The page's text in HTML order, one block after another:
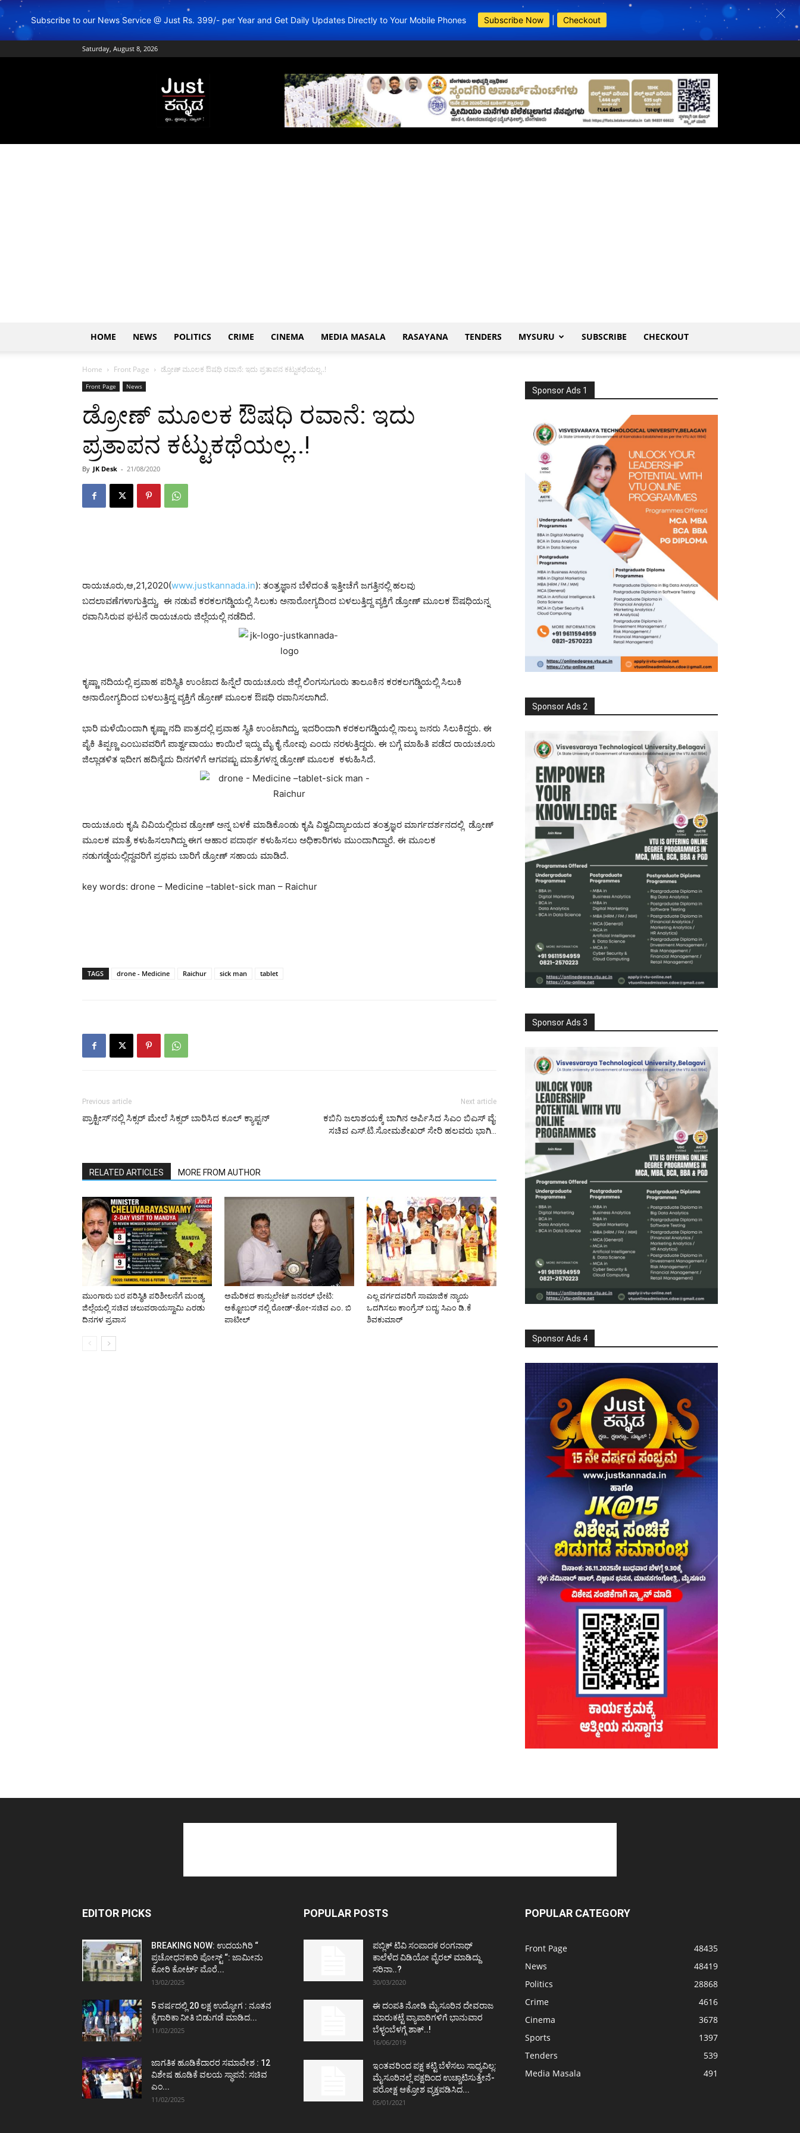
Subscribe to our News Service @ Just Rs. 399/- per Year and Get Daily Updates Directly to Your Mobile Phones Subscribe Now Checkout
Saturday, August 8, 2026
Just
Kannada
–
Online
News
ಕನ್ನಡ
BDA Apartments
HOME NEWS POLITICS CRIME CINEMA MEDIA MASALA RASAYANA TENDERS MYSURU SUBSCRIBE CHECKOUT
Home Front Page ಡ್ರೋಣ್ ಮೂಲಕ ಔಷಧಿ ರವಾನೆ: ಇದು ಪ್ರತಾಪನ ಕಟ್ಟುಕಥೆಯಲ್ಲ..!
Front Page News
ಡ್ರೋಣ್ ಮೂಲಕ ಔಷಧಿ ರವಾನೆ: ಇದು
ಪ್ರತಾಪನ ಕಟ್ಟುಕಥೆಯಲ್ಲ..!
By JK Desk - 21/08/2020
ರಾಯಚೂರು,ಆ,21,2020(www.justkannada.in): ತಂತ್ರಜ್ಞಾನ ಬೆಳೆದಂತೆ ಇತ್ತೀಚೆಗೆ ಜಗತ್ತಿನಲ್ಲಿ ಹಲವು
ಬದಲಾವಣೆಗಳಾಗುತ್ತಿದ್ದು, ಈ ನಡುವೆ ಕರಕಲಗಡ್ಡಿಯಲ್ಲಿ ಸಿಲುಕು ಅನಾರೋಗ್ಯದಿಂದ ಬಳಲುತ್ತಿದ್ದ ವ್ಯಕ್ತಿಗೆ ಡ್ರೋಣ್ ಮೂಲಕ ಔಷಧಿಯನ್ನ
ರವಾನಿಸಿರುವ ಘಟನೆ ರಾಯಚೂರು ಜಿಲ್ಲೆಯಲ್ಲಿ ನಡೆದಿದೆ.
ಕೃಷ್ಣಾ ನದಿಯಲ್ಲಿ ಪ್ರವಾಹ ಪರಿಸ್ಥಿತಿ ಉಂಟಾದ ಹಿನ್ನೆಲೆ ರಾಯಚೂರು ಜಿಲ್ಲೆ ಲಿಂಗಸುಗೂರು ತಾಲೂಕಿನ ಕರಕಲಗಡ್ಡಿಯಲ್ಲಿ ಸಿಲುಕಿ
ಅನಾರೋಗ್ಯದಿಂದ ಬಳಲುತ್ತಿದ್ದ ವ್ಯಕ್ತಿಗೆ ಡ್ರೋಣ್ ಮೂಲಕ ಔಷಧಿ ರವಾನಿಸಲಾಗಿದೆ.
ಭಾರಿ ಮಳೆಯಿಂದಾಗಿ ಕೃಷ್ಣಾ ನದಿ ಪಾತ್ರದಲ್ಲಿ ಪ್ರವಾಹ ಸ್ಥಿತಿ ಉಂಟಾಗಿದ್ದು, ಇದರಿಂದಾಗಿ ಕರಕಲಗಡ್ಡಿಯಲ್ಲಿ ನಾಲ್ಕು ಜನರು ಸಿಲುಕಿದ್ದರು. ಈ
ಪೈಕಿ ತಿಪ್ಪಣ್ಣ ಎಂಬುವವರಿಗೆ ಪಾರ್ಶ್ವವಾಯು ಕಾಯಿಲೆ ಇದ್ದು ಮೈ ಕೈ ನೋವು ಎಂದು ನರಳುತ್ತಿದ್ದರು. ಈ ಬಗ್ಗೆ ಮಾಹಿತಿ ಪಡೆದ ರಾಯಚೂರು
ಜಿಲ್ಲಾಡಳಿತ ಇದೀಗ ಹದಿನೈದು ದಿನಗಳಿಗೆ ಆಗವಷ್ಟು ಮಾತ್ರೆಗಳನ್ನ ಡ್ರೋಣ್ ಮೂಲಕ ಕಳುಹಿಸಿದೆ.
ರಾಯಚೂರು ಕೃಷಿ ವಿವಿಯಲ್ಲಿರುವ ಡ್ರೋಣ್ ಅನ್ನ ಬಳಕೆ ಮಾಡಿಕೊಂಡು ಕೃಷಿ ವಿಶ್ವವಿದ್ಯಾಲಯದ ತಂತ್ರಜ್ಞರ ಮಾರ್ಗದರ್ಶನದಲ್ಲಿ ಡ್ರೋಣ್
ಮೂಲಕ ಮಾತ್ರೆ ಕಳುಹಿಸಲಾಗಿದ್ದು ಈಗ ಆಹಾರ ಪದಾರ್ಥ ಕಳುಹಿಸಲು ಅಧಿಕಾರಿಗಳು ಮುಂದಾಗಿದ್ದಾರೆ. ಈ ಮೂಲಕ
ನಡುಗಡ್ಡೆಯಲ್ಲಿದ್ದವರಿಗೆ ಪ್ರಥಮ ಬಾರಿಗೆ ಡ್ರೋಣ್ ಸಹಾಯ ಮಾಡಿದೆ.
key words: drone – Medicine –tablet-sick man – Raichur
TAGS drone - Medicine Raichur sick man tablet
Previous article
ಪ್ರಾಕ್ಟೀಸ್’ನಲ್ಲಿ ಸಿಕ್ಸರ್ ಮೇಲೆ ಸಿಕ್ಸರ್ ಬಾರಿಸಿದ ಕೂಲ್ ಕ್ಯಾಪ್ಟನ್
Next article
ಕಬಿನಿ ಜಲಾಶಯಕ್ಕೆ ಬಾಗಿನ ಅರ್ಪಿಸಿದ ಸಿಎಂ ಬಿಎಸ್ ವೈ:
ಸಚಿವ ಎಸ್.ಟಿ.ಸೋಮಶೇಖರ್ ಸೇರಿ ಹಲವರು ಭಾಗಿ…
RELATED ARTICLES MORE FROM AUTHOR
ಮುಂಗಾರು ಬರ ಪರಿಸ್ಥಿತಿ ಪರಿಶೀಲನೆಗೆ ಮಂಡ್ಯ
ಜಿಲ್ಲೆಯಲ್ಲಿ ಸಚಿವ ಚಲುವರಾಯಸ್ವಾಮಿ ಎರಡು
ದಿನಗಳ ಪ್ರವಾಸ
ಅಮೆರಿಕದ ಕಾನ್ಸುಲೇಟ್ ಜನರಲ್ ಭೇಟಿ:
ಅಕ್ಟೋಬರ್ ನಲ್ಲಿ ರೋಡ್-ಶೋ-ಸಚಿವ ಎಂ. ಬಿ
ಪಾಟೀಲ್
ಎಲ್ಲ ವರ್ಗದವರಿಗೆ ಸಾಮಾಜಿಕ ನ್ಯಾಯ
ಒದಗಿಸಲು ಕಾಂಗ್ರೆಸ್ ಬದ್ಧ: ಸಿಎಂ ಡಿ.ಕೆ
ಶಿವಕುಮಾರ್
Sponsor Ads 1
Sponsor Ads 2
Sponsor Ads 3
Sponsor Ads 4
EDITOR PICKS
BREAKING NOW: ಉದಯಗಿರಿ “
ಪ್ರಚೋಧನಕಾರಿ ಪೋಸ್ಟ್‌ “: ಜಾಮೀನು
ಕೋರಿ ಕೋರ್ಟ್‌ ಮೊರೆ...
13/02/2025
5 ವರ್ಷದಲ್ಲಿ 20 ಲಕ್ಷ ಉದ್ಯೋಗ : ನೂತನ
ಕೈಗಾರಿಕಾ ನೀತಿ ಬಿಡುಗಡೆ ಮಾಡಿದ...
11/02/2025
ಜಾಗತಿಕ ಹೂಡಿಕೆದಾರರ ಸಮಾವೇಶ : 12
ವಿಶೇಷ ಹೂಡಿಕೆ ವಲಯ ಸ್ಥಾಪನೆ: ಸಚಿವ
ಎಂ...
11/02/2025
POPULAR POSTS
ಪಬ್ಲಿಕ್ ಟಿವಿ ಸಂಪಾದಕ ರಂಗನಾಥ್
ಕಾಲೆಳೆದ ವಿಡಿಯೋ ವೈರಲ್ ಮಾಡಿದ್ದು
ಸರಿನಾ..?
30/03/2020
ಈ ದಂಪತಿ ನೋಡಿ ಮೈಸೂರಿನ ದೇವರಾಜ
ಮಾರುಕಟ್ಟೆ ವ್ಯಾಪಾರಿಗಳಿಗೆ ಭಾನುವಾರ
ಬೆಳ್ಳಂಬೆಳಗ್ಗೆ ಶಾಕ್..!
16/06/2019
ಇಂತವರಿಂದ ಪಕ್ಷ ಕಟ್ಟಿ ಬೆಳೆಸಲು ಸಾಧ್ಯವಿಲ್ಲ:
ಮೈಸೂರಿನಲ್ಲೆ ಪಕ್ಷದಿಂದ ಉಚ್ಚಾಟಿಸುತ್ತೇನೆ-
ಪರೋಕ್ಷ ಆಕ್ರೋಶ ವ್ಯಕ್ತಪಡಿಸಿದ...
05/01/2021
POPULAR CATEGORY
Front Page
48435
News
48419
Politics
28868
Crime
4616
Cinema
3678
Sports
1397
Tenders
539
Media Masala
491